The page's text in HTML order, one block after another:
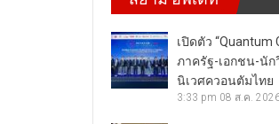
เปิดตัว “Quantum
ภาครัฐ-เอกชน-นัก
นิเวศควอนตัมไทย
3:33 pm 08 ส.ค.